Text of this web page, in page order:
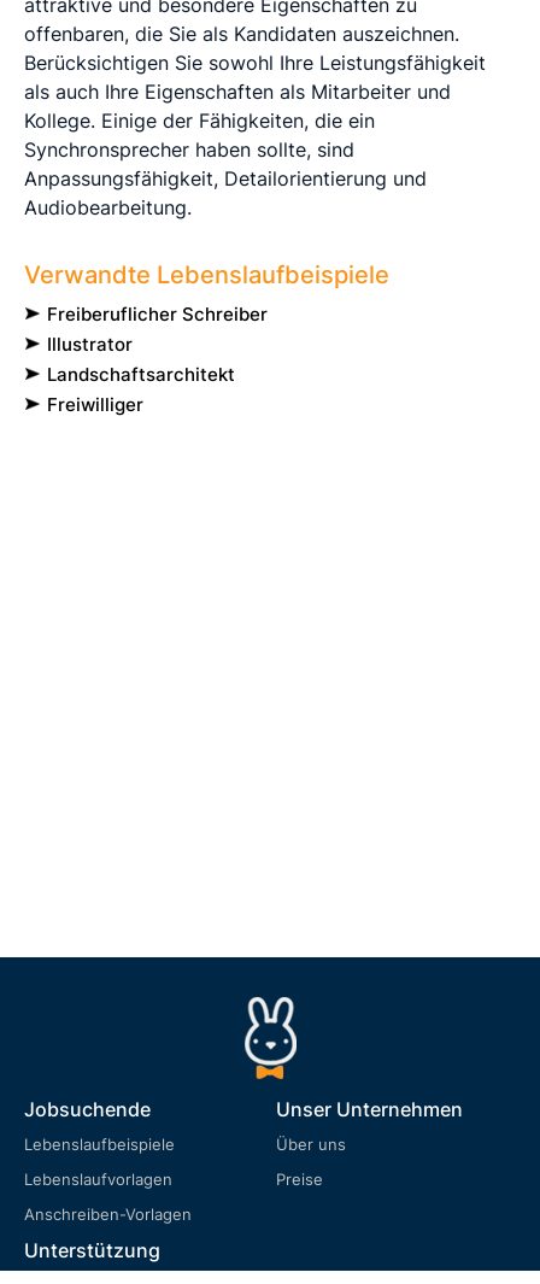
offenbaren, die Sie als Kandidaten auszeichnen.
Berücksichtigen Sie sowohl Ihre Leistungsfähigkeit
als auch Ihre Eigenschaften als Mitarbeiter und
Kollege. Einige der Fähigkeiten, die ein
Synchronsprecher haben sollte, sind
Anpassungsfähigkeit, Detailorientierung und
Audiobearbeitung.
Verwandte Lebenslaufbeispiele
Freiberuflicher Schreiber
Illustrator
Landschaftsarchitekt
Freiwilliger
Jobsuchende
Lebenslaufbeispiele
Lebenslaufvorlagen
Anschreiben-Vorlagen
Unser Unternehmen
Über uns
Preise
Unterstützung